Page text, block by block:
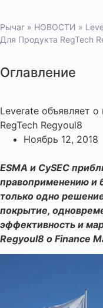
Рычаг » НОВОСТИ »
Для Продукта RegTech
Оглавление
Leverate объявляет
RegTech Regyoul8
Ноябрь 12, 2018
ESMA и CySEC
правоприменению и
только одно
покрытие,
эффективность и
Regyoul8 о Finance